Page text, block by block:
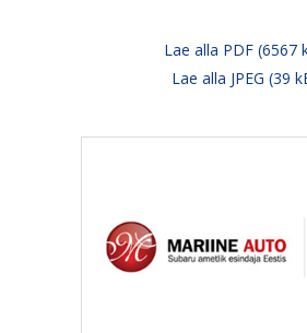
Lae alla PDF (6567
Lae alla JPEG (39